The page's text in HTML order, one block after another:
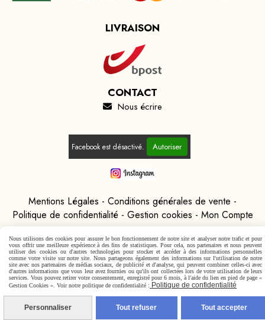
LIVRAISON
CONTACT
 Nous écrire
Facebook est désactivé. Autoriser
Mentions Légales
Conditions générales de vente
Politique de confidentialité
Gestion cookies Mon Compte
Nous utilisons des cookies pour assurer le bon fonctionnement de notre site et analyser notre trafic et pour
vous offrir une meilleure expérience à des fins de statistiques. Pour cela, nos partenaires et nous peuvent
utiliser des cookies ou d'autres technologies pour stocker et accéder à des informations personnelles
comme votre visite sur notre site. Nous partageons également des informations sur l'utilisation de notre
site avec nos partenaires de médias sociaux, de publicité et d'analyse, qui peuvent combiner celles-ci avec
d'autres informations que vous leur avez fournies ou qu'ils ont collectées lors de votre utilisation de leurs
services. Vous pouvez retirer votre consentement, enregistré pour 6 mois, à l'aide du lien en pied de page «
Gestion Cookies ». Voir notre politique de confidentialité : Politique de confidentialité
Personnaliser Tout refuser Tout accepter